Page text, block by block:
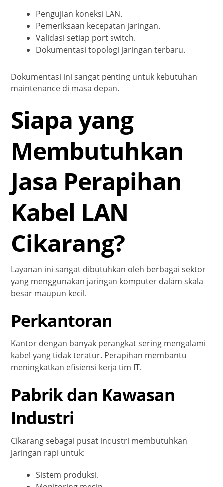
Pengujian koneksi LAN.
Pemeriksaan kecepatan jaringan.
Validasi setiap port switch.
Dokumentasi topologi jaringan terbaru.
Dokumentasi ini sangat penting untuk kebutuhan
maintenance di masa depan.
Siapa yang
Membutuhkan
Jasa Perapihan
Kabel LAN
Cikarang?
Layanan ini sangat dibutuhkan oleh berbagai sektor
yang menggunakan jaringan komputer dalam skala
besar maupun kecil.
Perkantoran
Kantor dengan banyak perangkat sering mengalami
kabel yang tidak teratur. Perapihan membantu
meningkatkan efisiensi kerja tim IT.
Pabrik dan Kawasan
Industri
Cikarang sebagai pusat industri membutuhkan
jaringan rapi untuk:
Sistem produksi.